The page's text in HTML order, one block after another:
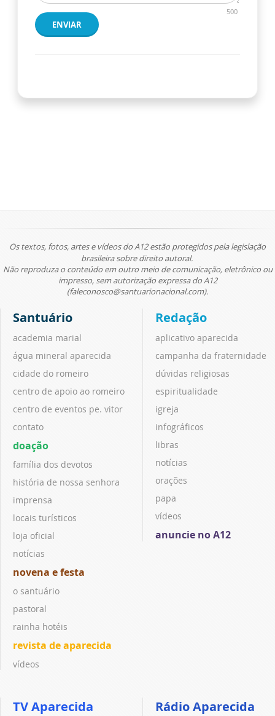
500
ENVIAR
Os textos, fotos, artes e vídeos do A12 estão protegidos pela legislação
brasileira sobre direito autoral.
Não reproduza o conteúdo em outro meio de comunicação, eletrônico ou
impresso, sem autorização expressa do A12
(faleconosco@santuarionacional.com).
Santuário
academia marial
água mineral aparecida
cidade do romeiro
centro de apoio ao romeiro
centro de eventos pe. vitor
contato
doação
família dos devotos
história de nossa senhora
imprensa
locais turísticos
loja oficial
notícias
novena e festa
o santuário
pastoral
rainha hotéis
revista de aparecida
vídeos
Redação
aplicativo aparecida
campanha da fraternidade
dúvidas religiosas
espiritualidade
igreja
infográficos
libras
notícias
orações
papa
vídeos
anuncie no A12
TV Aparecida Rádio Aparecida